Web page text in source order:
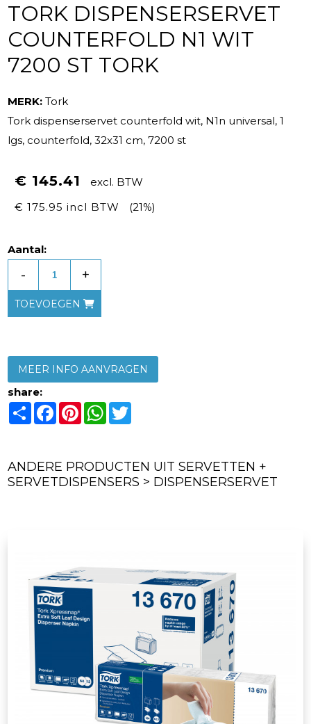
TORK DISPENSERSERVET
COUNTERFOLD N1 WIT
7200 ST TORK
MERK: Tork
Tork dispenserservet counterfold wit, N1n universal, 1
lgs, counterfold, 32x31 cm, 7200 st
€ 145.41
excl. BTW
€ 175.95 incl BTW
(21%)
Aantal:
- +
TOEVOEGEN
MEER INFO AANVRAGEN
share:
ShareFacebook
PinterestWhatsApp
ANDERE PRODUCTEN UIT SERVETTEN +
SERVETDISPENSERS > DISPENSERSERVET